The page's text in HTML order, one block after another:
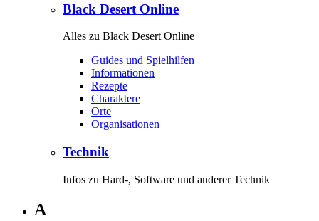
Black Desert Online
Alles zu Black Desert Online
Guides und Spielhilfen
Informationen
Rezepte
Charaktere
Orte
Organisationen
Technik
Infos zu Hard-, Software und anderer Technik
A